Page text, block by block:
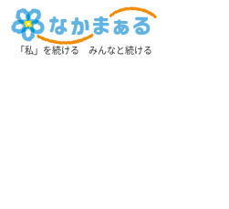
「私」を続ける みんなと続ける